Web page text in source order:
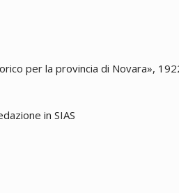
per la provincia di Novara»,
in SIAS